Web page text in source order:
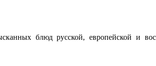
блюд русской, европейской и